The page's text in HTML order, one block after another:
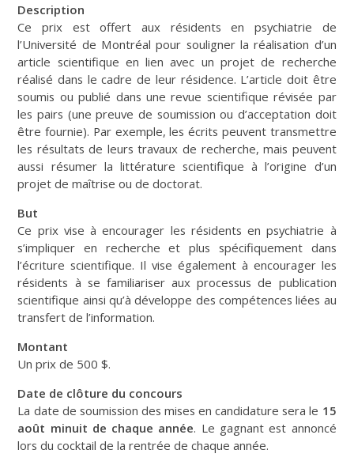
Description
Ce prix est offert aux résidents en psychiatrie de
l’Université de Montréal pour souligner la réalisation d’un
article scientifique en lien avec un projet de recherche
réalisé dans le cadre de leur résidence. L’article doit être
soumis ou publié dans une revue scientifique révisée par
les pairs (une preuve de soumission ou d’acceptation doit
être fournie). Par exemple, les écrits peuvent transmettre
les résultats de leurs travaux de recherche, mais peuvent
aussi résumer la littérature scientifique à l’origine d’un
projet de maîtrise ou de doctorat.
But
Ce prix vise à encourager les résidents en psychiatrie à
s’impliquer en recherche et plus spécifiquement dans
l’écriture scientifique. Il vise également à encourager les
résidents à se familiariser aux processus de publication
scientifique ainsi qu’à développe des compétences liées au
transfert de l’information.
Montant
Un prix de 500 $.
Date de clôture du concours
La date de soumission des mises en candidature sera le 15
août minuit de chaque année. Le gagnant est annoncé
lors du cocktail de la rentrée de chaque année.